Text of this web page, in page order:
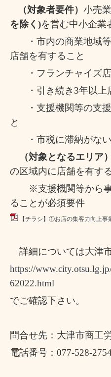
（対象者要件）小売
を除く )を営む中小企業
・市内の商業地域
店舗を有すること
・フランチャイズ
・引き続き 3年以上
・支援機関等の支
と
・市税に滞納がな
（対象となるエリア）
の区域内に店舗を有す
※支援機関等から事
ることが必須要件
【チラシ】①お店の集客力向上事
詳細については大津
https://
62022.html
でご確認下さい。
問合せ先：大津市商工
電話番号： 077-528-